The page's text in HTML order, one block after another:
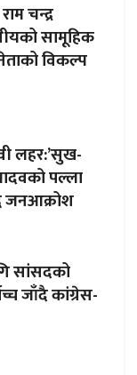
चन्द्र
सामूहिक
नेताको विकल्प
लहर:’सुख-
पल्ला
जनआक्रोश
सांसदको
जाँदै कांग्रेस-